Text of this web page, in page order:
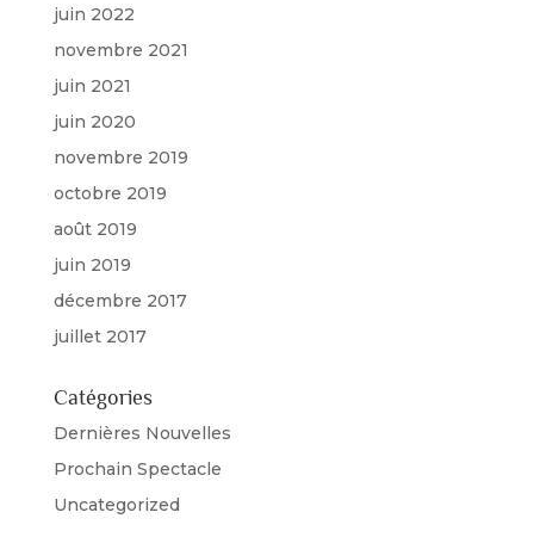
juin 2022
novembre 2021
juin 2021
juin 2020
novembre 2019
octobre 2019
août 2019
juin 2019
décembre 2017
juillet 2017
Catégories
Dernières Nouvelles
Prochain Spectacle
Uncategorized